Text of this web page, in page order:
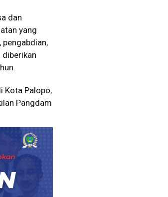
dan
yang
pengabdian,
diberikan
Kota Palopo,
Pangdam